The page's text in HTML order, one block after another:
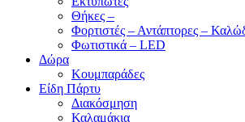
Θήκες –
Φορτιστές – Αντάπτορες –
Φωτιστικά – LED
Δώρα
Κουμπαράδες
Είδη Πάρτυ
Διακόσμηση
Καλαμάκια